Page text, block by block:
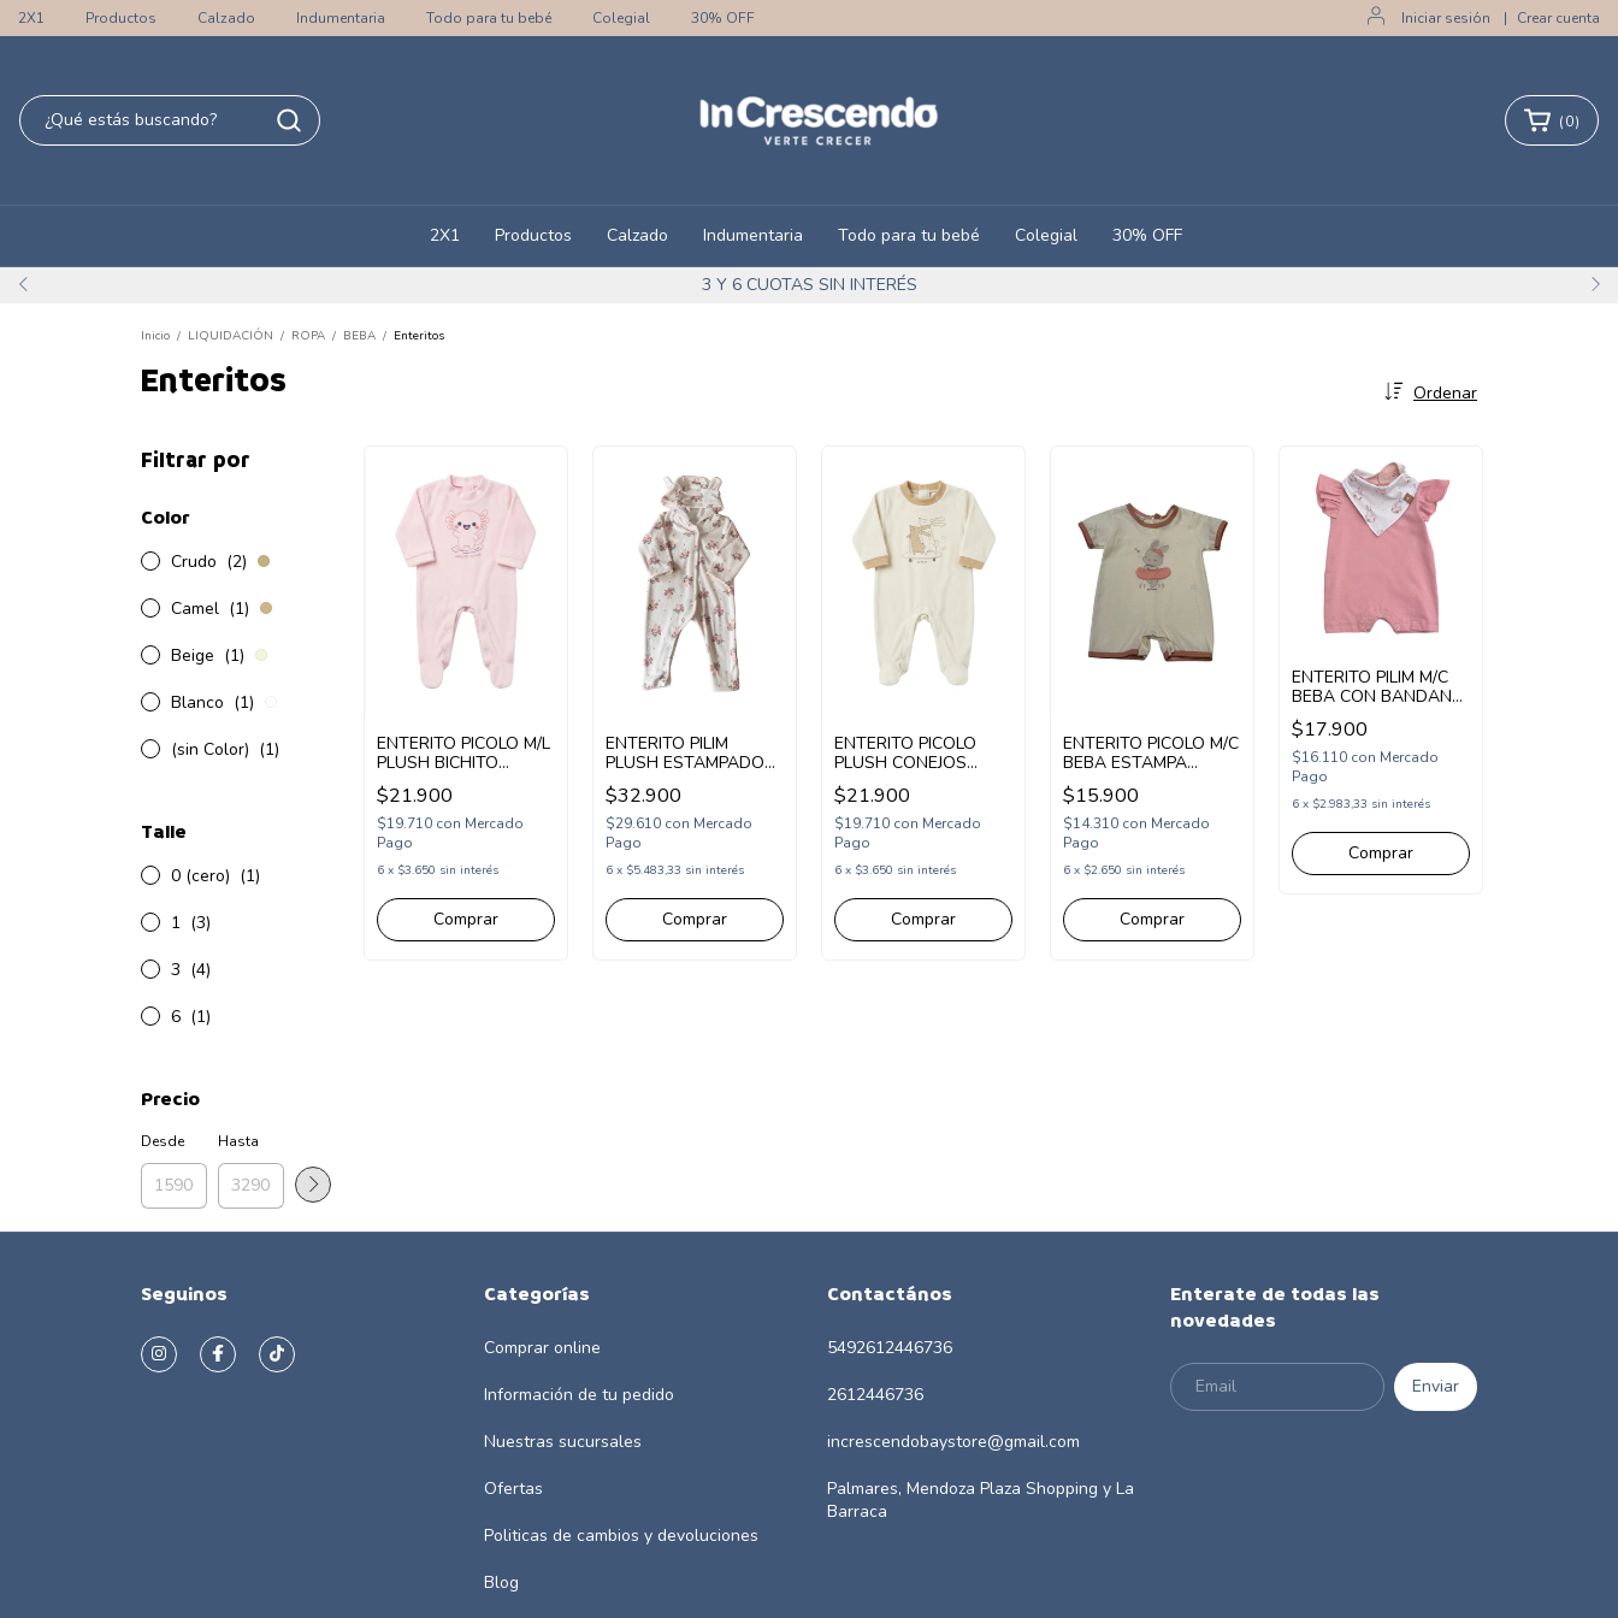
2X1 Productos Calzado Indumentaria Todo para tu bebé Colegial 30% OFF Iniciar sesión | Crear cuenta
3 Y 6 CUOTAS SIN INTERÉS
(0)
2X1 Productos Calzado Indumentaria Todo para tu bebé Colegial 30% OFF
Inicio / LIQUIDACIÓN / ROPA / BEBA / Enteritos
Enteritos Ordenar
Filtrar por
Color
Crudo (2)
Camel (1)
Beige (1)
Blanco (1)
(sin Color) (1)
Talle
0 (cero) (1)
1 (3)
3 (4)
6 (1)
Precio
Desde Hasta
ENTERITO PICOLO M/L
PLUSH BICHITO
(PC83564)
$21.900
$19.710 con Mercado
Pago
6 x $3.650 sin interés
Comprar
ENTERITO PILIM
PLUSH ESTAMPADO
CAPUCHA (PI262135)
$32.900
$29.610 con Mercado
Pago
6 x $5.483,33 sin interés
Comprar
ENTERITO PICOLO
PLUSH CONEJOS
(PC2683064)
$21.900
$19.710 con Mercado
Pago
6 x $3.650 sin interés
Comprar
ENTERITO PICOLO M/C
BEBA ESTAMPA
CONEJA BAILARINA
(PC2676564)
$15.900
$14.310 con Mercado
Pago
6 x $2.650 sin interés
Comprar
ENTERITO PILIM M/C
BEBA CON BANDANA
ESTAMPADA Y
VOLADO (PI261135)
$17.900
$16.110 con Mercado
Pago
6 x $2.983,33 sin interés
Comprar
Seguinos Categorías
Comprar online
Información de tu pedido
Nuestras sucursales
Ofertas
Politicas de cambios y devoluciones
Blog
Contactános
5492612446736
2612446736
increscendobaystore@gmail.com
Palmares, Mendoza Plaza Shopping y La
Barraca
Enterate de todas las
novedades